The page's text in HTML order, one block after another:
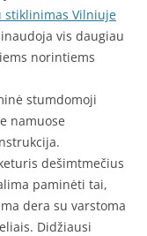
stiklinimas Vilniuje
vis daugiau
norintiems
stumdomoji
namuose
dešimtmečius
paminėti tai,
dera su varstoma
Didžiausi